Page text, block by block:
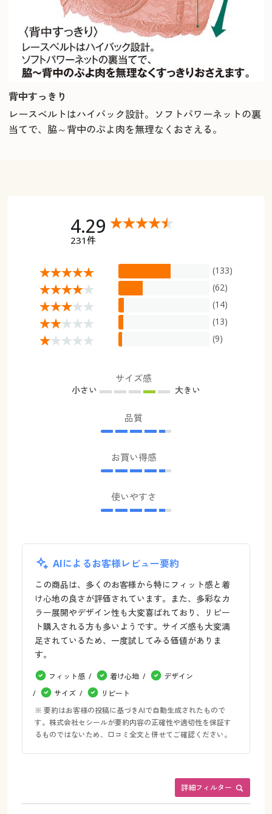
背中すっきり
レースベルトはハイバック設計。ソフトパワーネットの裏
当てで、脇～背中のぷよ肉を無理なくおさえる。
4.29
231件
(133)
(62)
(14)
(13)
(9)
サイズ感
小さい 大きい
品質
お買い得感
使いやすさ
AIによるお客様レビュー要約
この商品は、多くのお客様から特にフィット感と着
け心地の良さが評価されています。また、多彩なカ
ラー展開やデザイン性も大変喜ばれており、リピー
ト購入される方も多いようです。サイズ感も大変満
足されているため、一度試してみる価値がありま
す。
フィット感 着け心地
デザイン
サイズ
リピート
※ 要約はお客様の投稿に基づきAIで自動生成されたもので
す。株式会社セシールが要約内容の正確性や適切性を保証す
るものではないため、口コミ全文と併せてご確認ください。
詳細フィルター